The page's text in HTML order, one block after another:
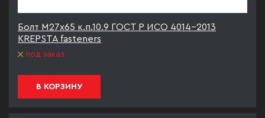
Болт М27х65 к.п.10.9 ГОСТ Р ИСО 4014-2013
KREPSTA fasteners
под заказ
В КОРЗИНУ